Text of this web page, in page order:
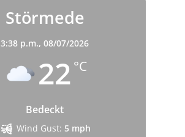
Störmede
3:38 p.m., 08/07/2026
22 °C
Bedeckt
Wind Gust: 5 mph